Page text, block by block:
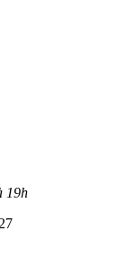
19h